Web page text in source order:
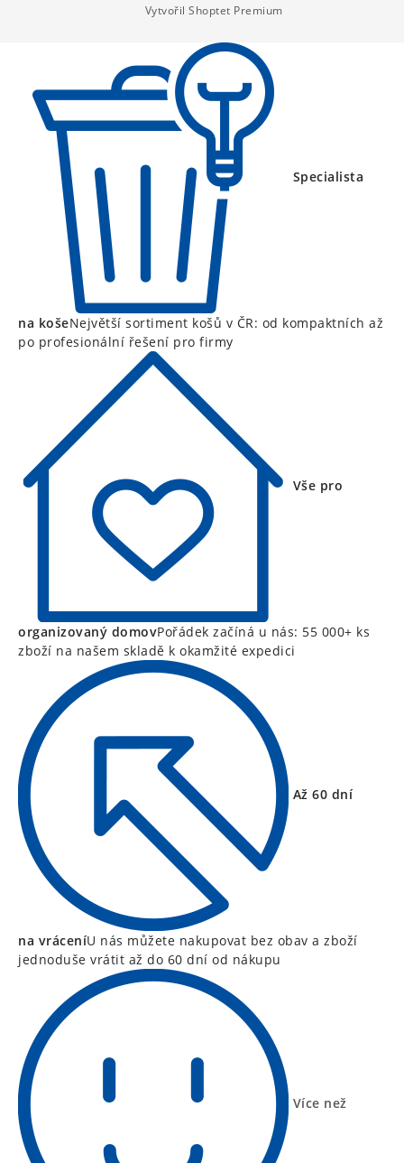
Vytvořil Shoptet Premium
Specialista
na košeNejvětší sortiment košů v ČR: od kompaktních až
po profesionální řešení pro firmy
Vše pro
organizovaný domovPořádek začíná u nás: 55 000+ ks
zboží na našem skladě k okamžité expedici
Až 60 dní
na vráceníU nás můžete nakupovat bez obav a zboží
jednoduše vrátit až do 60 dní od nákupu
Více než